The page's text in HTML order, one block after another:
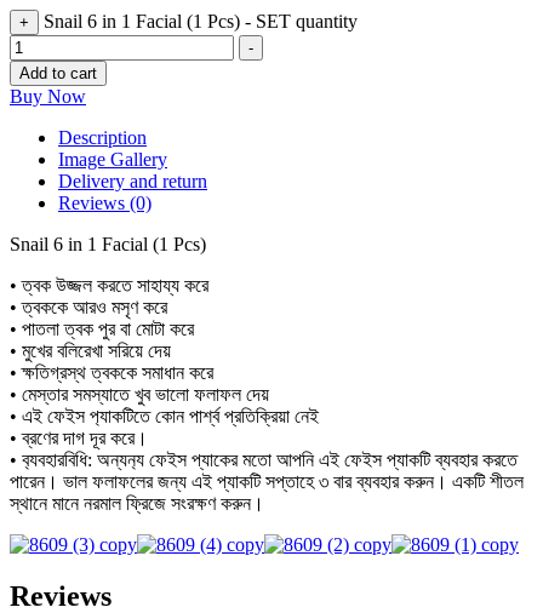
+ Snail 6 in 1 Facial (1 Pcs) - SET quantity
-
Add to cart
Buy Now
Description
Image Gallery
Delivery and return
Reviews (0)
Snail 6 in 1 Facial (1 Pcs)
• ত্বক উজ্জল করতে সাহায্য করে
• ত্বককে আরও মসৃণ করে
• পাতলা ত্বক পুর বা মোটা করে
• মুখের বলিরেখা সরিয়ে দেয়
• ক্ষতিগ্রস্থ ত্বককে সমাধান করে
• মেস্তার সমস্যাতে খুব ভালো ফলাফল দেয়
• এই ফেইস প‍্যাকটিতে কোন পার্শ্ব প্রতিক্রিয়া নেই
• ব্রণের দাগ দূর করে।
• ব‍্যবহারবিধি: অন্যন‍্য ফেইস প্যাকের মতো আপনি এই ফেইস প্যাকটি ব্যবহার করতে
পারেন। ভাল ফলাফলের জন্য এই প্যাকটি সপ্তাহে ৩ বার ব্যবহার করুন। একটি শীতল
স্থানে মানে নরমাল ফ্রিজে সংরক্ষণ করুন।
Reviews